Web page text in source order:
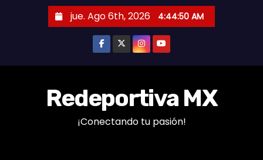
jue. Ago 6th, 2026 4:44:51 AM
Redeportiva MX
¡Conectando tu pasión!